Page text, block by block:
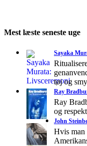
Mest læste seneste uge
Sayaka
tøj og
Ray
Ray
og
John
Hvis man